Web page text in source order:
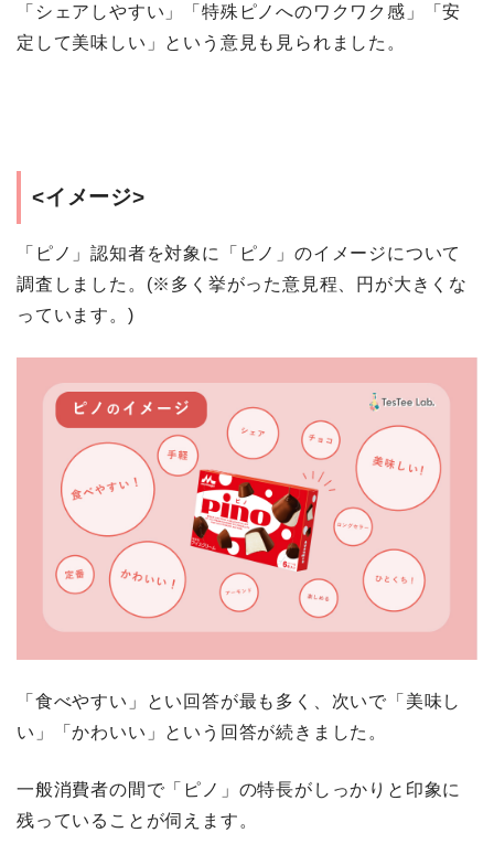
「シェアしやすい」「特殊ピノへのワクワク感」「安
定して美味しい」という意見も見られました。
<イメージ>
「ピノ」認知者を対象に「ピノ」のイメージについて
調査しました。(※多く挙がった意見程、円が大きくな
っています。)
「食べやすい」とい回答が最も多く、次いで「美味し
い」「かわいい」という回答が続きました。
一般消費者の間で「ピノ」の特長がしっかりと印象に
残っていることが伺えます。